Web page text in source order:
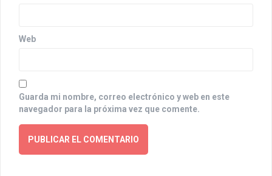
Web
Guarda mi nombre, correo electrónico y web en este
navegador para la próxima vez que comente.